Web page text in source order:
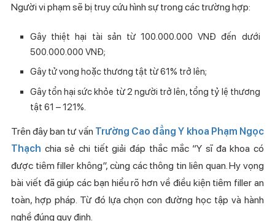
Người vi phạm sẽ bị truy cứu hình sự trong các trường hợp:
Gây thiệt hại tài sản từ 100.000.000 VNĐ đến dưới
500.000.000 VNĐ;
Gây tử vong hoặc thương tật từ 61% trở lên;
Gây tổn hại sức khỏe từ 2 người trở lên, tổng tỷ lệ thương
tật 61 – 121%.
Trên đây ban tư vấn Trường Cao đẳng Y khoa Phạm Ngọc
Thạch chia sẻ chi tiết giải đáp thắc mắc “Y sĩ đa khoa có
được tiêm filler không”, cùng các thông tin liên quan. Hy vọng
bài viết đã giúp các bạn hiểu rõ hơn về điều kiện tiêm filler an
toàn, hợp pháp. Từ đó lựa chọn con đường học tập và hành
nghề đúng quy định.